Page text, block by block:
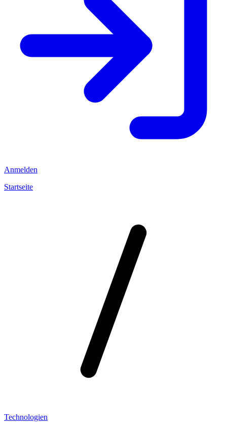
Anmelden
Startseite
Technologien